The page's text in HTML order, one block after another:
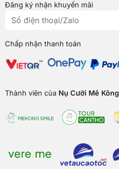
Đăng ký nhận khuyến mãi
Chấp nhận thanh toán
Thành viên của Nụ Cười Mê Kông